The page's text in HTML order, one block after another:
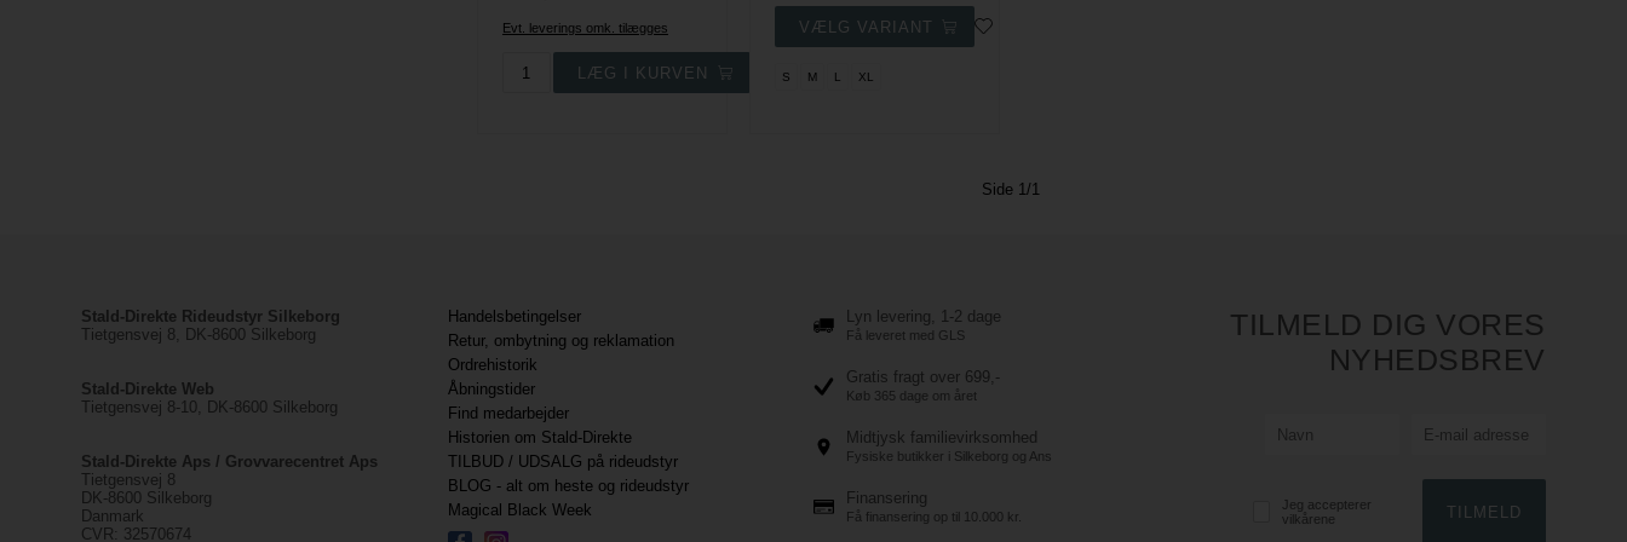
Evt. leverings omk. tilægges
S M L XL
Side 1/1
Stald-Direkte Rideudstyr Silkeborg
Tietgensvej 8, DK-8600 Silkeborg
Stald-Direkte Web
Tietgensvej 8-10, DK-8600 Silkeborg
Stald-Direkte Aps / Grovvarecentret Aps
Tietgensvej 8
DK-8600 Silkeborg
Danmark
CVR: 32570674
Handelsbetingelser
Retur, ombytning og reklamation
Ordrehistorik
Åbningstider
Find medarbejder
Historien om Stald-Direkte
TILBUD / UDSALG på rideudstyr
BLOG - alt om heste og rideudstyr
Magical Black Week
Lyn levering, 1-2 dage
Få leveret med GLS
Gratis fragt over 699,-
Køb 365 dage om året
Midtjysk familievirksomhed
Fysiske butikker i Silkeborg og Ans
Finansering
Få finansering op til 10.000 kr.
TILMELD DIG VORES
NYHEDSBREV
Jeg accepterer
vilkårene